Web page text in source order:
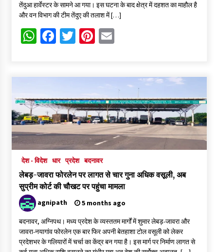
तेंदुआ हार्वेस्टर के सामने आ गया। इस घटना के बाद क्षेत्र में दहशत का माहौल है
और वन विभाग की टीम तेंदुए की तलाश में […]
WhatsApp
Facebook
TwitterPinterest
Email
देश - विदेश धार प्रदेश बदनावर
लेबड़-जावरा फोरलेन पर लागत से चार गुना अधिक वसूली, अब
सुप्रीम कोर्ट की चौखट पर पहुंचा मामला
agnipath 5 months ago
बदनावर, अग्निपथ। मध्य प्रदेश के व्यस्ततम मार्गों में शुमार लेबड़-जावरा और
जावरा-नयागांव फोरलेन एक बार फिर अपनी बेतहाशा टोल वसूली को लेकर
प्रदेशभर के गलियारों में चर्चा का केंद्र बन गया है। इस मार्ग पर निर्माण लागत से